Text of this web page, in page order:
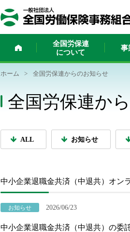
ホーム
全国労保連
について
事
ホーム > 全国労保連からのお知らせ
全国労保連か
ALL お知らせ
中小企業退職金共済（中退共）オン
お知らせ 2026/06/23
中小企業退職金共済（中退共）の委